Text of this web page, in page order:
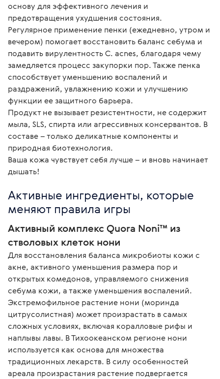
основу для эффективного лечения и
предотвращения ухудшения состояния.
Регулярное применение пенки (ежедневно, утром и
вечером) помогает восстановить баланс себума и
подавить вирулентность C. acnes, благодаря чему
замедляется процесс закупорки пор. Также пенка
способствует уменьшению воспалений и
раздражений, увлажнению кожи и улучшению
функции ее защитного барьера.
Продукт не вызывает резистентности, не содержит
мыла, SLS, спирта или агрессивных консервантов. В
составе – только деликатные компоненты и
природная биотехнология.
Ваша кожа чувствует себя лучше – и вновь начинает
дышать!
Активные ингредиенты, которые
меняют правила игры
Активный комплекс Quora Noni™ из
стволовых клеток нони
Для восстановления баланса микробиоты кожи с
акне, активного уменьшения размера пор и
открытых комедонов, управляемого снижения
себума кожи, а также уменьшения воспалений.
Экстремофильное растение нони (моринда
цитрусолистная) может произрастать в самых
сложных условиях, включая коралловые рифы и
наплывы лавы. В Тихоокеанском регионе нони
используется как основа для множества
традиционных лекарств. В силу особенностей
ареала произрастания растение подвергается